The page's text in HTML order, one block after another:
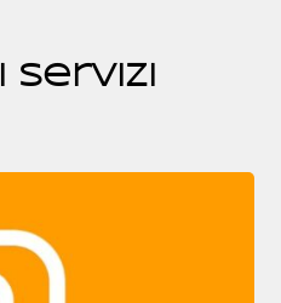
Servizi